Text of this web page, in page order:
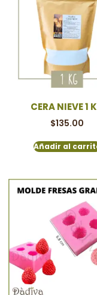
CERA NIEVE 1
$135.00
Añadir al